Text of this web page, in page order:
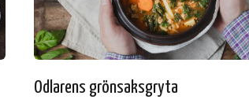
Odlarens grönsaksgryta